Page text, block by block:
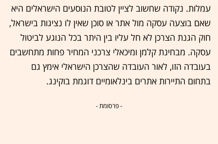
עמלות. נקודה שחשוב לציין לטובת הנוסעים הישראלים היא
שאם בוצעה עסקה מול אתר או סוכן שאין לו נציגות בישראל,
חוק הגנת הצרכן לא חל עליו בין היתר בכל הנוגע לביטול
עסקה. מבחינת קלמן ומיכאלי צרכני המחיר פחות מתחשבים
בעובדה הזו, לאור העובדה שהצרכן הישראלי אימץ גם
בתחום התיירות אתרים בינלאומיים דוגמת בוקינג.
- פרסומת -